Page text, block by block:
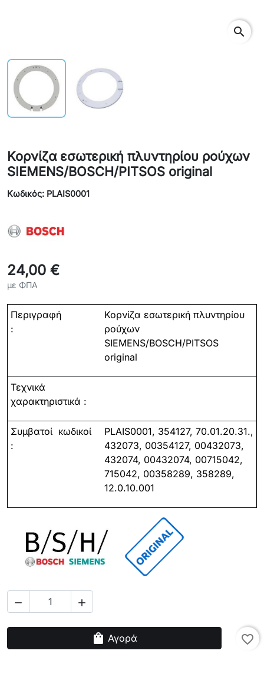
search
Κορνίζα εσωτερική πλυντηρίου ρούχων
SIEMENS/BOSCH/PITSOS original
Κωδικός: PLAIS0001
24,00 €
με ΦΠΑ
Περιγραφή
:
Κορνίζα εσωτερική πλυντηρίου
ρούχων
SIEMENS/BOSCH/PITSOS
original
Τεχνικά
χαρακτηριστικά :
Συμβατοί κωδικοί
:
PLAIS0001, 354127, 70.01.20.31.,
432073, 00354127, 00432073,
432074, 00432074, 00715042,
715042, 00358289, 358289,
12.0.10.001
 
shopping_bag Αγορά favorite_border